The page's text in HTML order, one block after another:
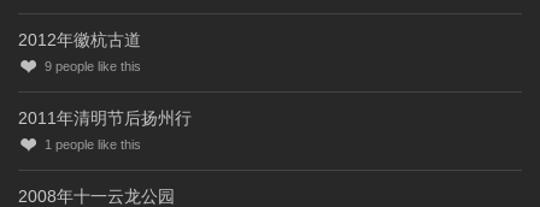
2012年徽杭古道
9 people like this
2011年清明节后扬州行
1 people like this
2008年十一云龙公园